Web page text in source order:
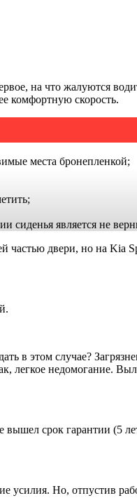
на что жалуются
комфортную скорость.
места бронепленкой;
сиденья является не
двери, но на Kia
в этом случае?
легкое недомогание.
срок гарантии (5
Но, отпустив